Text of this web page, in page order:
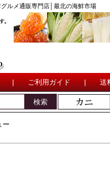
ルメ通販専門店│最北の海鮮市場
| ご利用ガイド | 送
検索
ー